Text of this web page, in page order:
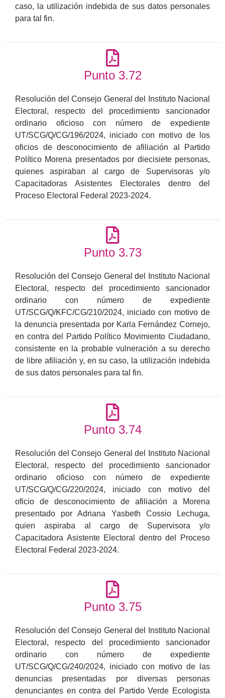
caso, la utilización indebida de sus datos personales
para tal fin.
Punto 3.72
Resolución del Consejo General del Instituto Nacional
Electoral, respecto del procedimiento sancionador
ordinario oficioso con número de expediente
UT/SCG/Q/CG/196/2024, iniciado con motivo de los
oficios de desconocimiento de afiliación al Partido
Político Morena presentados por diecisiete personas,
quienes aspiraban al cargo de Supervisoras y/o
Capacitadoras Asistentes Electorales dentro del
Proceso Electoral Federal 2023-2024.
Punto 3.73
Resolución del Consejo General del Instituto Nacional
Electoral, respecto del procedimiento sancionador
ordinario con número de expediente
UT/SCG/Q/KFC/CG/210/2024, iniciado con motivo de
la denuncia presentada por Karla Fernández Cornejo,
en contra del Partido Político Movimiento Ciudadano,
consistente en la probable vulneración a su derecho
de libre afiliación y, en su caso, la utilización indebida
de sus datos personales para tal fin.
Punto 3.74
Resolución del Consejo General del Instituto Nacional
Electoral, respecto del procedimiento sancionador
ordinario oficioso con número de expediente
UT/SCG/Q/CG/220/2024, iniciado con motivo del
oficio de desconocimiento de afiliación a Morena
presentado por Adriana Yasbeth Cossio Lechuga,
quien aspiraba al cargo de Supervisora y/o
Capacitadora Asistente Electoral dentro del Proceso
Electoral Federal 2023-2024.
Punto 3.75
Resolución del Consejo General del Instituto Nacional
Electoral, respecto del procedimiento sancionador
ordinario con número de expediente
UT/SCG/Q/CG/240/2024, iniciado con motivo de las
denuncias presentadas por diversas personas
denunciantes en contra del Partido Verde Ecologista